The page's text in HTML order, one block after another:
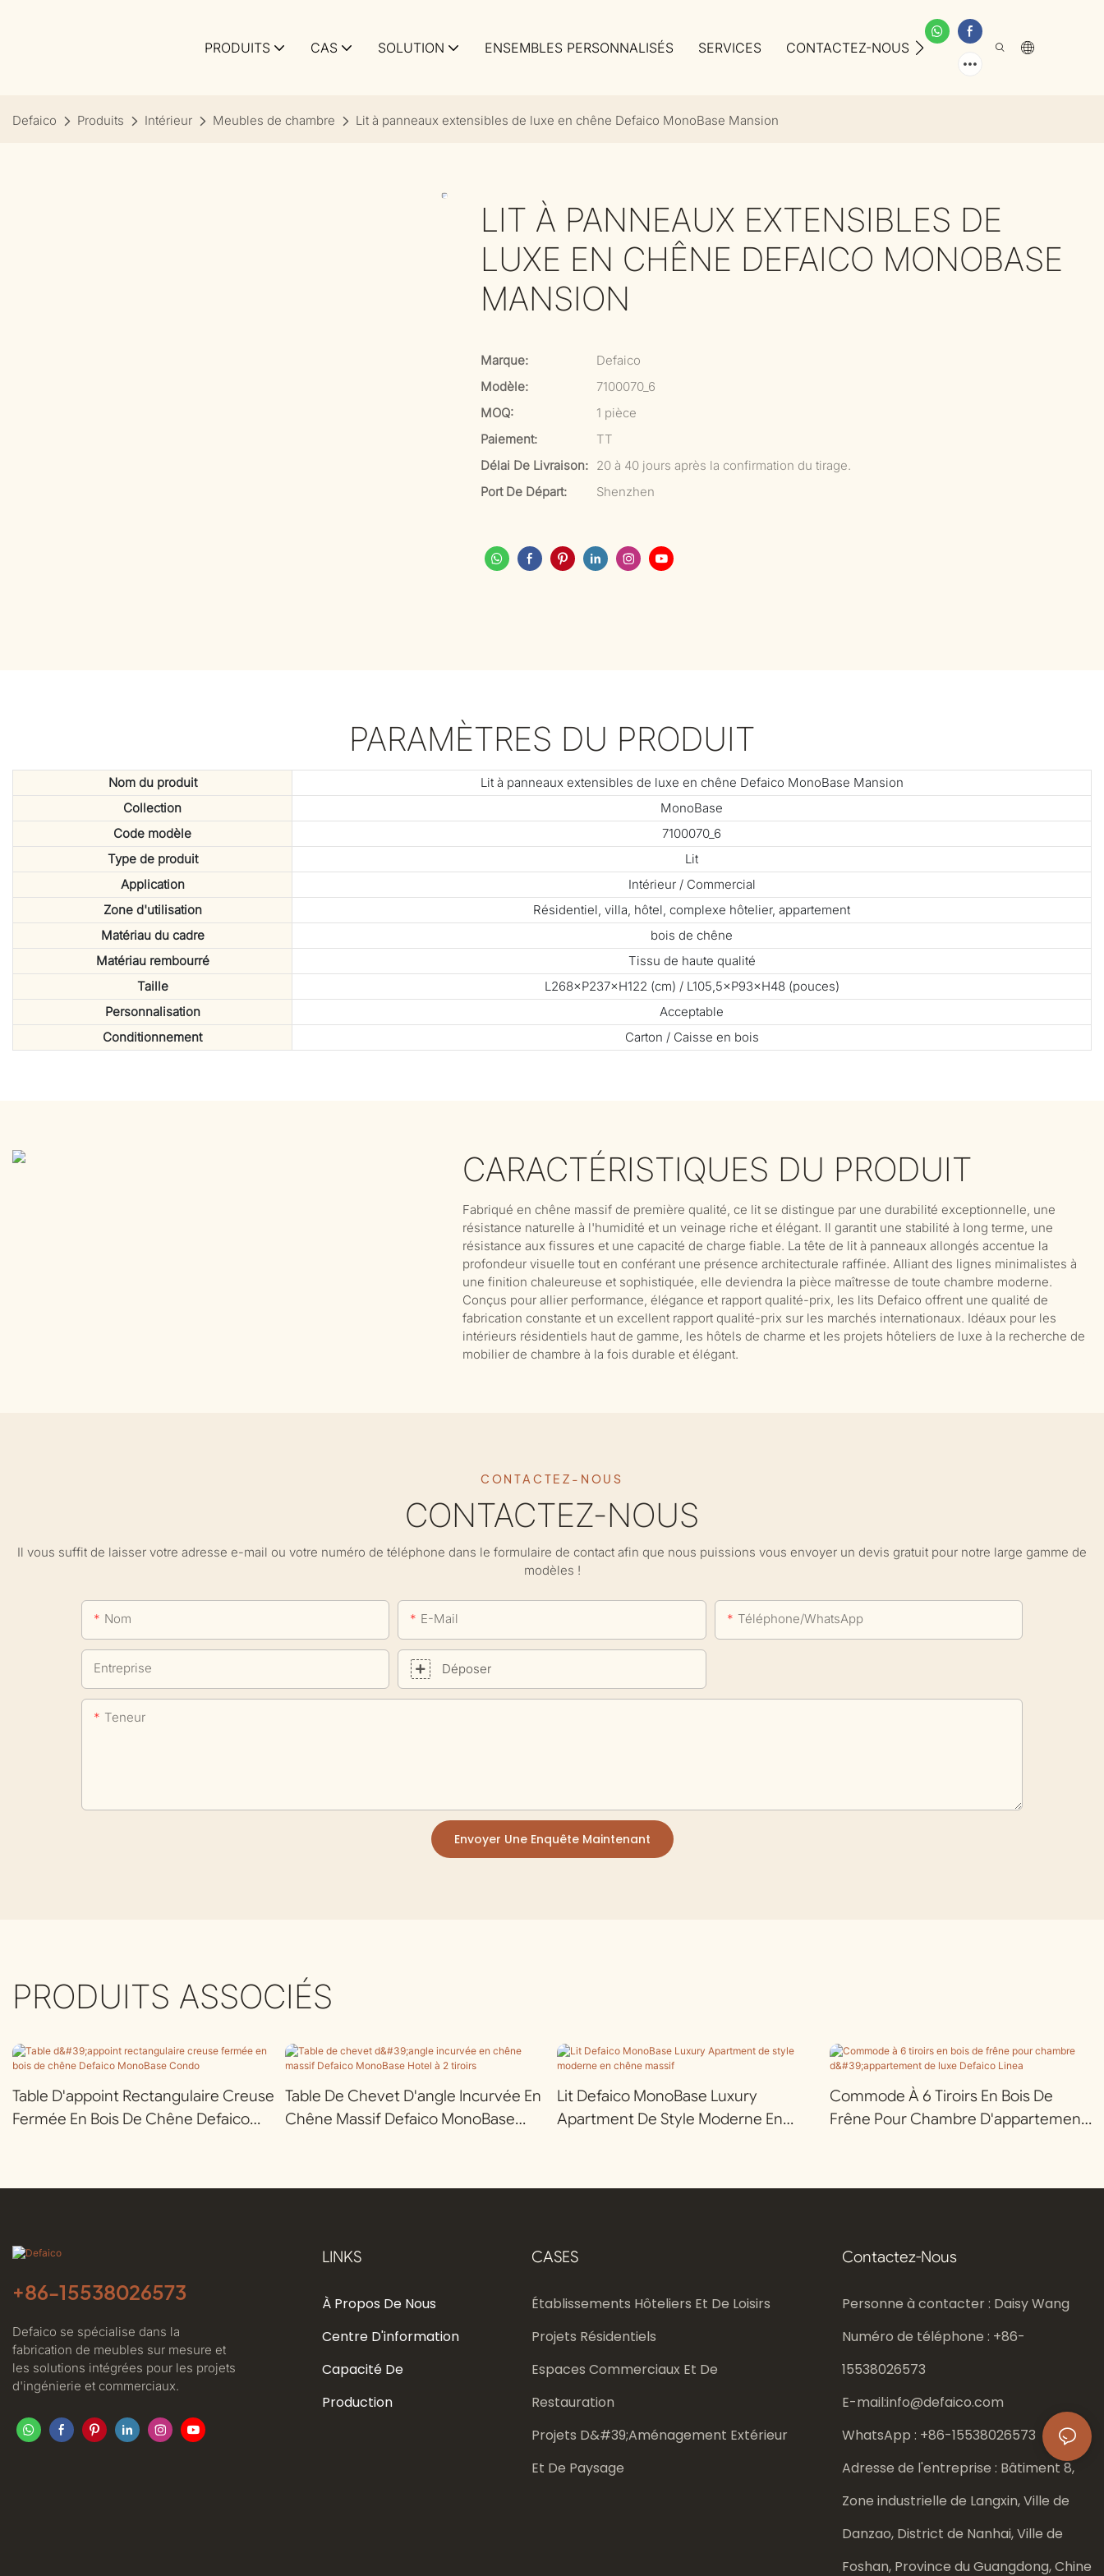
PRODUITS CAS SOLUTION ENSEMBLES PERSONNALISÉS SERVICES CONTACTEZ-NOUS À PROPOS DE NOUS
Defaico Produits Intérieur Meubles de chambre Lit à panneaux extensibles de luxe en chêne Defaico MonoBase Mansion
LIT À PANNEAUX EXTENSIBLES DE
LUXE EN CHÊNE DEFAICO MONOBASE
MANSION
Marque:
Defaico
Modèle:
7100070_6
MOQ:
1 pièce
Paiement:
TT
Délai De Livraison: 20 à 40 jours après la confirmation du tirage.
Port De Départ:
Shenzhen
PARAMÈTRES DU PRODUIT
Nom du produit
Lit à panneaux extensibles de luxe en chêne Defaico MonoBase Mansion
Collection
MonoBase
Code modèle
7100070_6
Type de produit
Lit
Application
Intérieur / Commercial
Zone d'utilisation
Résidentiel, villa, hôtel, complexe hôtelier, appartement
Matériau du cadre
bois de chêne
Matériau rembourré
Tissu de haute qualité
Taille
L268×P237×H122 (cm) / L105,5×P93×H48 (pouces)
Personnalisation
Acceptable
Conditionnement
Carton / Caisse en bois
CARACTÉRISTIQUES DU PRODUIT
Fabriqué en chêne massif de première qualité, ce lit se distingue par une durabilité exceptionnelle, une
résistance naturelle à l'humidité et un veinage riche et élégant. Il garantit une stabilité à long terme, une
résistance aux fissures et une capacité de charge fiable. La tête de lit à panneaux allongés accentue la
profondeur visuelle tout en conférant une présence architecturale raffinée. Alliant des lignes minimalistes à
une finition chaleureuse et sophistiquée, elle deviendra la pièce maîtresse de toute chambre moderne.
Conçus pour allier performance, élégance et rapport qualité-prix, les lits Defaico offrent une qualité de
fabrication constante et un excellent rapport qualité-prix sur les marchés internationaux. Idéaux pour les
intérieurs résidentiels haut de gamme, les hôtels de charme et les projets hôteliers de luxe à la recherche de
mobilier de chambre à la fois durable et élégant.
CONTACTEZ-NOUS
CONTACTEZ-NOUS
Il vous suffit de laisser votre adresse e-mail ou votre numéro de téléphone dans le formulaire de contact afin que nous puissions vous envoyer un devis gratuit pour notre large gamme de
modèles !
Nom E-Mail Téléphone/WhatsApp
Entreprise Déposer
Teneur
Envoyer Une Enquête Maintenant
PRODUITS ASSOCIÉS
Table D'appoint Rectangulaire Creuse
Fermée En Bois De Chêne Defaico
Table De Chevet D'angle Incurvée En
Chêne Massif Defaico MonoBase
Lit Defaico MonoBase Luxury
Apartment De Style Moderne En
Commode À 6 Tiroirs En Bois De
Frêne Pour Chambre D'appartement
+86-15538026573
Defaico se spécialise dans la
fabrication de meubles sur mesure et
les solutions intégrées pour les projets
d'ingénierie et commerciaux.
LINKS
À Propos De Nous
Centre D'information
Capacité De
Production
CASES
Établissements Hôteliers Et De Loisirs
Projets Résidentiels
Espaces Commerciaux Et De
Restauration
Projets D&#39;aménagement Extérieur
Et De Paysage
Contactez-Nous
Personne à contacter : Daisy Wang
Numéro de téléphone : +86-
15538026573
E-mail:info@defaico.com
WhatsApp : +86-15538026573
Adresse de l'entreprise : Bâtiment 8,
Zone industrielle de Langxin, Ville de
Danzao, District de Nanhai, Ville de
Foshan, Province du Guangdong, Chine